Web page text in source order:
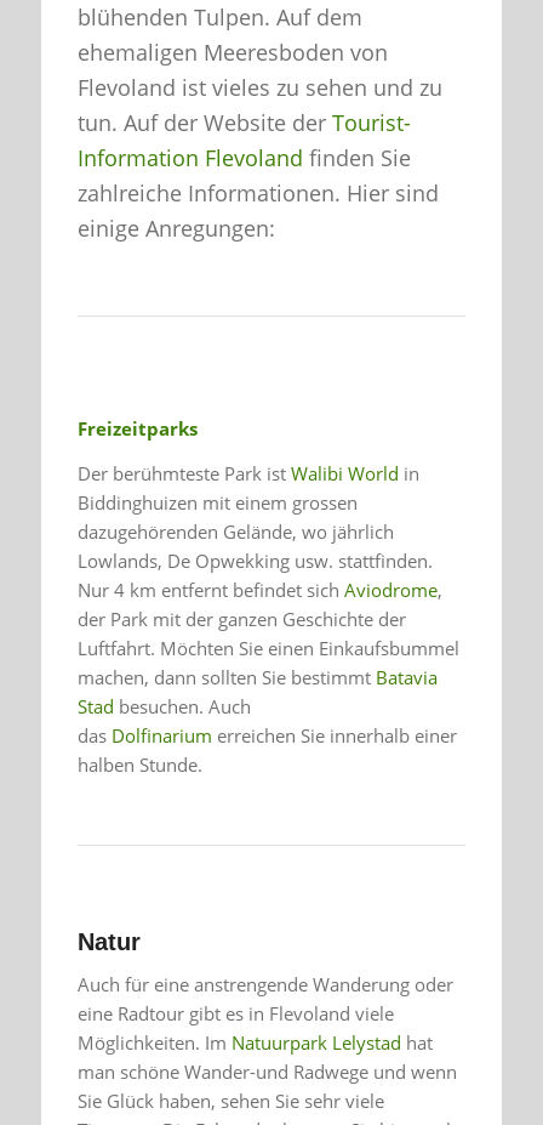
blühenden Tulpen. Auf dem
ehemaligen Meeresboden von
Flevoland ist vieles zu sehen und zu
tun. Auf der Website der Tourist-
Information Flevoland finden Sie
zahlreiche Informationen. Hier sind
einige Anregungen:
Freizeitparks
Der berühmteste Park ist Walibi World in
Biddinghuizen mit einem grossen
dazugehörenden Gelände, wo jährlich
Lowlands, De Opwekking usw. stattfinden.
Nur 4 km entfernt befindet sich Aviodrome,
der Park mit der ganzen Geschichte der
Luftfahrt. Möchten Sie einen Einkaufsbummel
machen, dann sollten Sie bestimmt Batavia
Stad besuchen. Auch
das Dolfinarium erreichen Sie innerhalb einer
halben Stunde.
Natur
Auch für eine anstrengende Wanderung oder
eine Radtour gibt es in Flevoland viele
Möglichkeiten. Im Natuurpark Lelystad hat
man schöne Wander-und Radwege und wenn
Sie Glück haben, sehen Sie sehr viele